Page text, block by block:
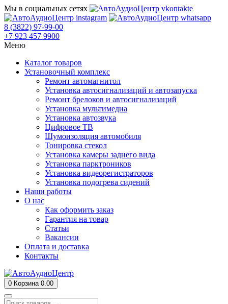
Мы в социальных сетях
8 (3822) 97-99-00
+7 923 457 9900
Меню
Каталог товаров
Установочный комплекс
Ремонт автомагнитол
Установка автосигнализаций и автозапуска
Ремонт брелоков и автосигнализаций
Установка мультимедиа
Установка автозвука
Цифровое ТВ
Шумоизоляция автомобиля
Тонировка стекол
Установка камеры заднего вида
Установка парктроников
Установка видеорегистраторов
Установка подогрева сидений
Наши работы
О нас
Как оформить заказ
Гарантия на товар
Статьи
Вакансии
Оплата и доставка
Контакты
0 Корзина 0.00